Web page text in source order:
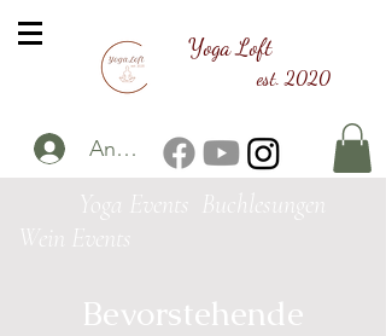
est. 2020
Yoga Loft
Anmelden
Yoga Events Buchlesungen
Wein Events
Bevorstehende